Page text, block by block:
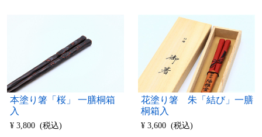
本塗り箸「桜」 一膳桐箱
入
¥ 3,800 (税込)
花塗り箸 朱「結び」一膳
桐箱入
¥ 3,600 (税込)